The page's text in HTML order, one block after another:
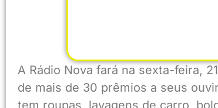
A Rádio Nova fará na sexta-feira,
de mais de 30 prêmios a seus